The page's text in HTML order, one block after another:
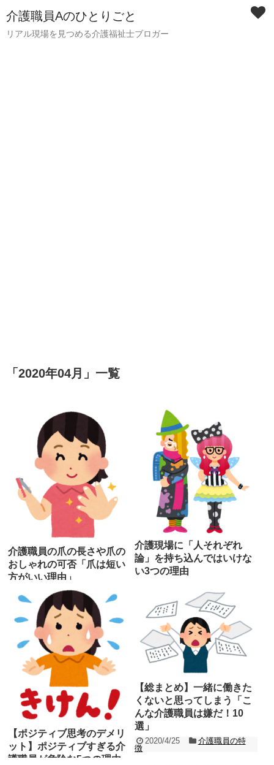
介護職員Aのひとりごと
リアル現場を見つめる介護福祉士ブロガー
「 2020年04月 」 一覧
介護職員の爪の長さや爪の
おしゃれの可否「爪は短い
方がいい理由」
2020/4/30
介護の基礎知
介護職員の身だしなみのひとつとして、
「爪は短く切っておく」ということが一
般的とされています。 ということは、
「介護職員の爪は総...
記事を読む
介護現場に「人それぞれ
論」を持ち込んではいけな
い3つの理由
多様性を認め個性を尊重する社会ですか
ら、価値観や思想は「人それぞれ」で
す。 色々な人がいて色々な意見や考え方
があるのですから、...
記事を読む
【ポジティブ思考のデメリ
ット】ポジティブすぎる介
護職員が危険な5つの理由
【総まとめ】一緒に働きた
くないと思ってしまう「こ
んな介護職員は嫌だ！10
選」
2020/4/25
介護職員の特
徴